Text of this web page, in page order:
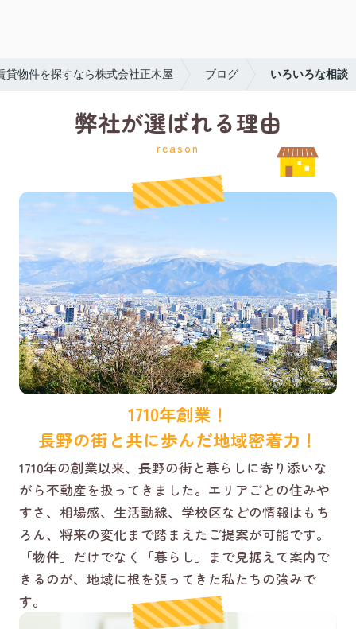
貸物件を探すなら株式会社正木屋 ブログ いろいろな相談
弊社が選ばれる理由
reason
1710年創業！
長野の街と共に歩んだ地域密着力！
1710年の創業以来、長野の街と暮らしに寄り添いな
がら不動産を扱ってきました。エリアごとの住みや
すさ、相場感、生活動線、学校区などの情報はもち
ろん、将来の変化まで踏まえたご提案が可能です。
「物件」だけでなく「暮らし」まで見据えて案内で
きるのが、地域に根を張ってきた私たちの強みで
す。